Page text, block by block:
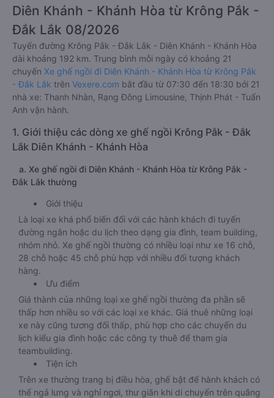
Diên Khánh - Khánh Hòa từ Krông Pắk -
Đắk Lắk 08/2026
Tuyến đường Krông Pắk - Đắk Lắk - Diên Khánh - Khánh Hòa
dài khoảng 192 km. Trung bình mỗi ngày có khoảng 21
chuyến Xe ghế ngồi đi Diên Khánh - Khánh Hòa từ Krông Pắk
- Đắk Lắk trên Vexere.com bắt đầu từ 07:30 đến 18:30 bởi 21
nhà xe: Thanh Nhàn, Rạng Đông Limousine, Thịnh Phát - Tuấn
Anh vận hành.
1. Giới thiệu các dòng xe ghế ngồi Krông Pắk - Đắk
Lắk Diên Khánh - Khánh Hòa
a. Xe ghế ngồi đi Diên Khánh - Khánh Hòa từ Krông Pắk -
Đắk Lắk thường
Giới thiệu
Là loại xe khá phổ biến đối với các hành khách đi tuyến
đường ngắn hoặc du lịch theo dạng gia đình, team building,
nhóm nhỏ. Xe ghế ngồi thường có nhiều loại như xe 16 chỗ,
28 chỗ hoặc 45 chỗ phù hợp với nhiều đối tượng khách
hàng.
Ưu điểm
Giá thành của những loại xe ghế ngồi thường đa phần sẽ
thấp hơn nhiều so với các loại xe khác. Giá thuê những loại
xe này cũng tương đối thấp, phù hợp cho các chuyến du
lịch kiểu gia đình hoặc các công ty thuê để tham gia
teambuilding.
Tiện ích
Trên xe thường trang bị điều hòa, ghế bật để hành khách có
thể ngả lưng và nghỉ ngơi, thư giãn khi di chuyển trên quãng